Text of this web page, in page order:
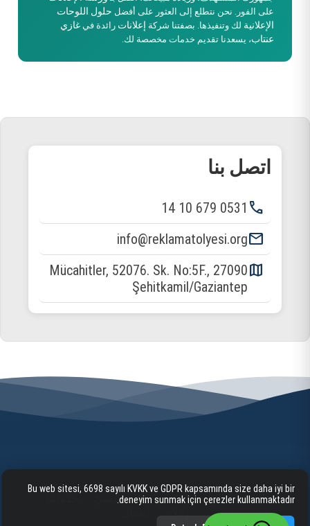
على الفور. نحن نتطلع إلى العثور على أفضل حلول اللوحات
الإعلانية لك وتنفيذها. بصفتنا شركة إعلانات رائدة في غازي
عنتاب، يسعدنا تقديم خدمات مخصصة لك.
اتصل بنا
phone
0531 679 10 14
email
info@reklamatolyesi.org
map
Mücahitler, 52076. Sk. No:5F., 27090
Şehitkamil/Gaziantep
الصفحة الرئيسية شركيّ/مؤسّسيّ
إعلام
Bu web sitesi, 6698 sayılı KVKK ve GDPR kapsamında size daha iyi bir
deneyim sunmak için çerezler kullanmaktadır.